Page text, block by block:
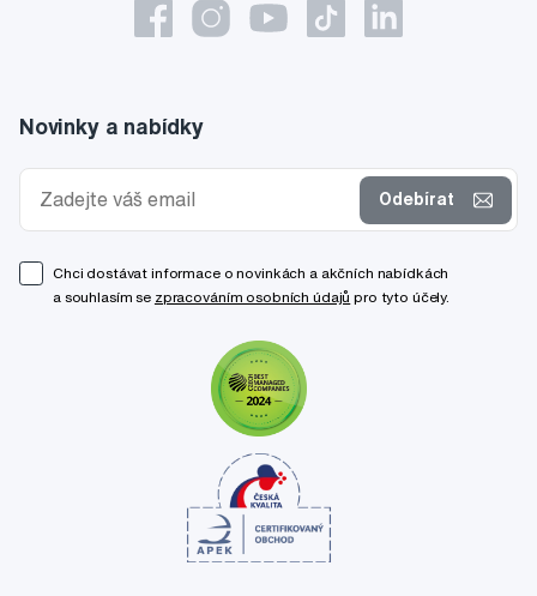
Novinky a nabídky
Odebírat
Chci dostávat informace o novinkách a akčních nabídkách
a souhlasím se zpracováním osobních údajů pro tyto účely.